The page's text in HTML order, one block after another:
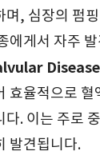
며, 심장의 펌
에게서 자주
효율적으로 혈
다. 이는 주로
발견됩니다.